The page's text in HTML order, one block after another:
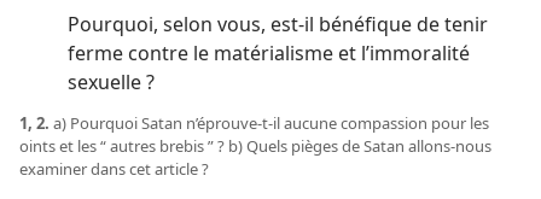
Pourquoi, selon vous, est-​il bénéfique de tenir
ferme contre le matérialisme et l’immoralité
sexuelle ?
1, 2. a) Pourquoi Satan n’éprouve-​t-​il aucune compassion pour les
oints et les “ autres brebis ” ? b) Quels pièges de Satan allons-​nous
examiner dans cet article ?